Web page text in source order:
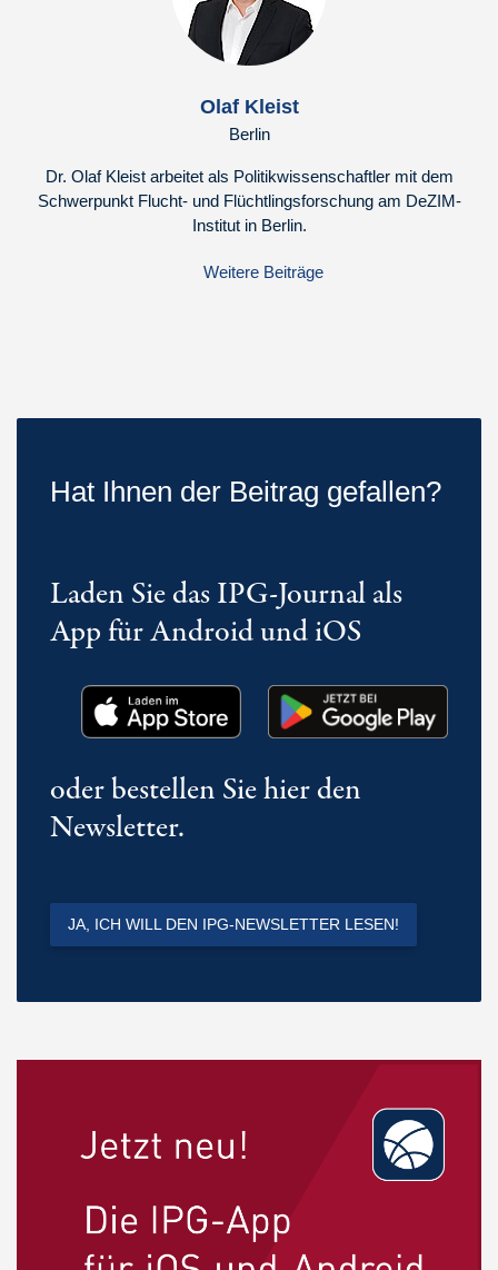
Olaf Kleist
Berlin
Dr. Olaf Kleist arbeitet als Politikwissenschaftler mit dem
Schwerpunkt Flucht- und Flüchtlingsforschung am DeZIM-
Institut in Berlin.
Weitere Beiträge
Hat Ihnen der Beitrag gefallen?
Laden Sie das IPG-Journal als
App für Android und iOS
oder bestellen Sie hier den
Newsletter.
JA, ICH WILL DEN IPG-NEWSLETTER LESEN!